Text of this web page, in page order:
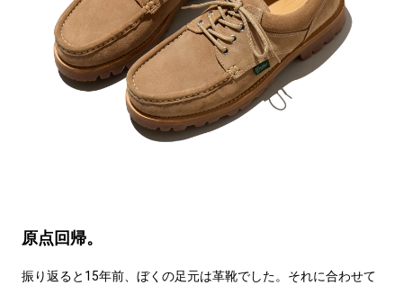
原点回帰。
振り返ると15年前、ぼくの足元は革靴でした。それに合わせて